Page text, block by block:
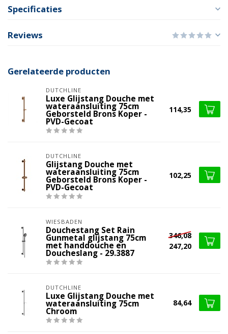
Specificaties
Reviews
Gerelateerde producten
DUTCHLINE
Luxe Glijstang Douche met
wateraansluiting 75cm
Geborsteld Brons Koper -
PVD-Gecoat
114,35
DUTCHLINE
Glijstang Douche met
wateraansluiting 75cm
Geborsteld Brons Koper -
PVD-Gecoat
102,25
WIESBADEN
Douchestang Set Rain
Gunmetal glijstang 75cm
met handdouche en
Doucheslang - 29.3887
346,08
247,20
DUTCHLINE
Luxe Glijstang Douche met
wateraansluiting 75cm
Chroom
84,64